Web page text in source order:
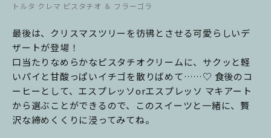
トルタ クレマ ピスタチオ ＆ フラーゴラ
最後は、クリスマスツリーを彷彿とさせる可愛らしいデ
ザートが登場！
口当たりなめらかなピスタチオクリームに、サクッと軽
いパイと甘酸っぱいイチゴを散りばめて……♡ 食後のコ
ーヒーとして、エスプレッソorエスプレッソ マキアート
から選ぶことができるので、このスイーツと一緒に、贅
沢な締めくくりに浸ってみてね。